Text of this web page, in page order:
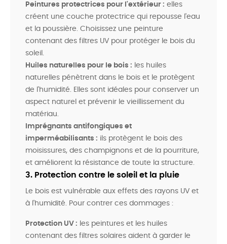
Peintures protectrices pour l'extérieur : elles
créent une couche protectrice qui repousse l'eau
et la poussière. Choisissez une peinture
contenant des filtres UV pour protéger le bois du
soleil.
Huiles naturelles pour le bois : les huiles
naturelles pénètrent dans le bois et le protègent
de l'humidité. Elles sont idéales pour conserver un
aspect naturel et prévenir le vieillissement du
matériau.
Imprégnants antifongiques et
imperméabilisants : ils protègent le bois des
moisissures, des champignons et de la pourriture,
et améliorent la résistance de toute la structure.
3. Protection contre le soleil et la pluie
Le bois est vulnérable aux effets des rayons UV et
à l'humidité. Pour contrer ces dommages :
Protection UV : les peintures et les huiles
contenant des filtres solaires aident à garder le